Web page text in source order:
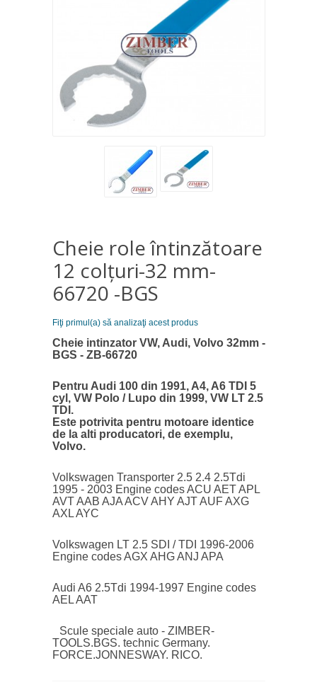
Cheie role întinzătoare
12 colțuri-32 mm-
66720 -BGS
Fiţi primul(a) să analizaţi acest produs
Cheie intinzator VW, Audi, Volvo 32mm -
BGS - ZB-66720
Pentru Audi 100 din 1991, A4, A6 TDI 5
cyl, VW Polo / Lupo din 1999, VW LT 2.5
TDI.
Este potrivita pentru motoare identice
de la alti producatori, de exemplu,
Volvo.
Volkswagen Transporter 2.5 2.4 2.5Tdi
1995 - 2003 Engine codes ACU AET APL
AVT AAB AJA ACV AHY AJT AUF AXG
AXL AYC
Volkswagen LT 2.5 SDI / TDI 1996-2006
Engine codes AGX AHG ANJ APA
Audi A6 2.5Tdi 1994-1997 Engine codes
AEL AAT
Scule speciale auto - ZIMBER-
TOOLS.BGS. technic Germany.
FORCE.JONNESWAY. RICO.